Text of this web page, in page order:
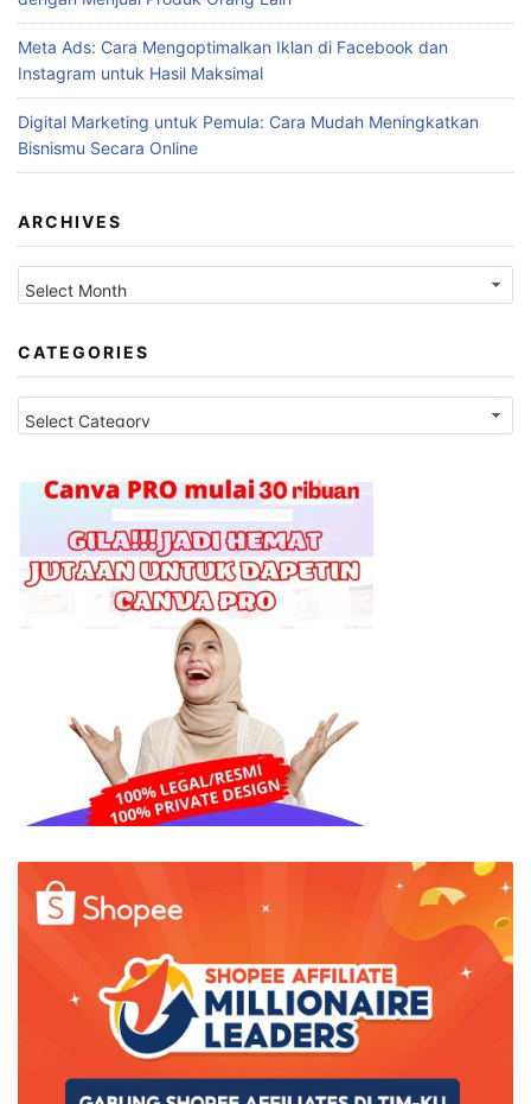
Meta Ads: Cara Mengoptimalkan Iklan di Facebook dan
Instagram untuk Hasil Maksimal
Digital Marketing untuk Pemula: Cara Mudah Meningkatkan
Bisnismu Secara Online
ARCHIVES
Archives
CATEGORIES
Categories